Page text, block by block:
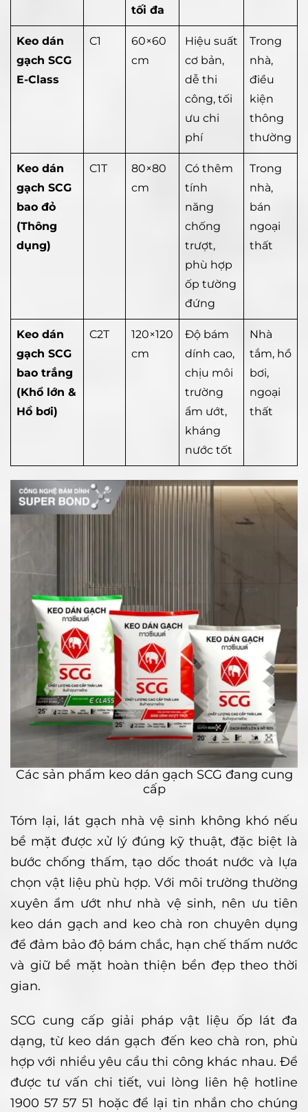
tối đa
Keo dán
gạch SCG
E-Class
C1
60×60
cm
Hiệu suất
cơ bản,
dễ thi
công, tối
ưu chi
phí
Trong
nhà,
điều
kiện
thông
thường
Keo dán
gạch SCG
bao đỏ
(Thông
dụng)
C1T
80×80
cm
Có thêm
tính
năng
chống
trượt,
phù hợp
ốp tường
đứng
Trong
nhà,
bán
ngoại
thất
Keo dán
gạch SCG
bao trắng
(Khổ lớn &
Hồ bơi)
C2T
120×120
cm
Độ bám
dính cao,
chịu môi
trường
ẩm ướt,
kháng
nước tốt
Nhà
tắm, hồ
bơi,
ngoại
thất
Các sản phẩm keo dán gạch SCG đang cung
cấp
Tóm lại, lát gạch nhà vệ sinh không khó nếu
bề mặt được xử lý đúng kỹ thuật, đặc biệt là
bước chống thấm, tạo dốc thoát nước và lựa
chọn vật liệu phù hợp. Với môi trường thường
xuyên ẩm ướt như nhà vệ sinh, nên ưu tiên
keo dán gạch and keo chà ron chuyên dụng
để đảm bảo độ bám chắc, hạn chế thấm nước
và giữ bề mặt hoàn thiện bền đẹp theo thời
gian.
SCG cung cấp giải pháp vật liệu ốp lát đa
dạng, từ keo dán gạch đến keo chà ron, phù
hợp với nhiều yêu cầu thi công khác nhau. Để
được tư vấn chi tiết, vui lòng liên hệ hotline
1900 57 57 51 hoặc để lại tin nhắn cho chúng